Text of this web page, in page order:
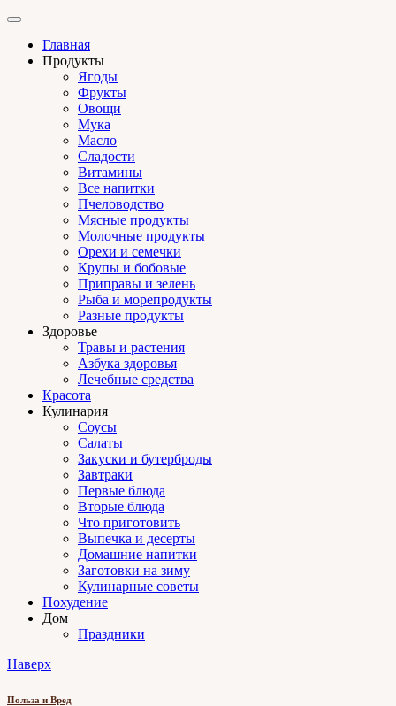
Главная
Продукты
Ягоды
Фрукты
Овощи
Мука
Масло
Сладости
Витамины
Все напитки
Пчеловодство
Мясные продукты
Молочные продукты
Орехи и семечки
Крупы и бобовые
Приправы и зелень
Рыба и морепродукты
Разные продукты
Здоровье
Травы и растения
Азбука здоровья
Лечебные средства
Красота
Кулинария
Соусы
Салаты
Закуски и бутерброды
Завтраки
Первые блюда
Вторые блюда
Что приготовить
Выпечка и десерты
Домашние напитки
Заготовки на зиму
Кулинарные советы
Похудение
Дом
Праздники
Наверх
Польза и Вред